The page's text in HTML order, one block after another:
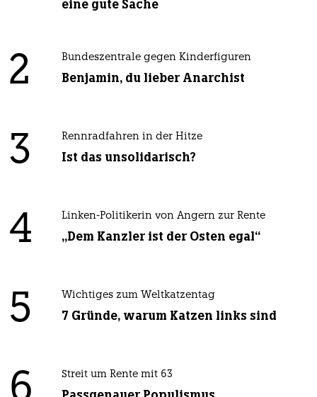
eine gute Sache
2 Bundeszentrale gegen Kinderfiguren
Benjamin, du lieber Anarchist
3 Rennradfahren in der Hitze
Ist das unsolidarisch?
4 Linken-Politikerin von Angern zur Rente
„Dem Kanzler ist der Osten egal“
5 Wichtiges zum Weltkatzentag
7 Gründe, warum Katzen links sind
Streit um Rente mit 63